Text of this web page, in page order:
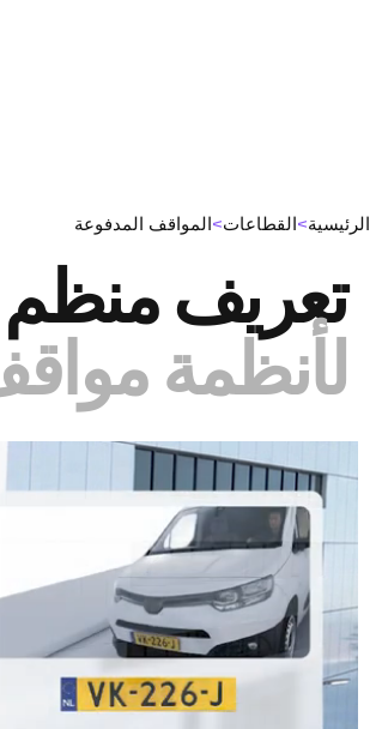
الرئيسية>القطاعات>المواقف المدفوعة
تعريف منظم
لأنظمة